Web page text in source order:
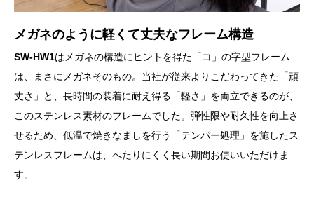
メガネのように軽くて丈夫なフレーム構造
SW-HW1はメガネの構造にヒントを得た「コ」の字型フレーム
は、まさにメガネそのもの。当社が従来よりこだわってきた「頑
丈さ」と、長時間の装着に耐え得る「軽さ」を両立できるのが、
このステンレス素材のフレームでした。弾性限や耐久性を向上さ
せるため、低温で焼きなましを行う「テンパー処理」を施したス
テンレスフレームは、へたりにくく長い期間お使いいただけま
す。